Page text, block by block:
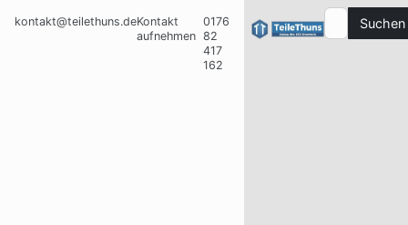
kontakt@teilethuns.deKontakt
aufnehmen
0176
82
417
162
Suchen